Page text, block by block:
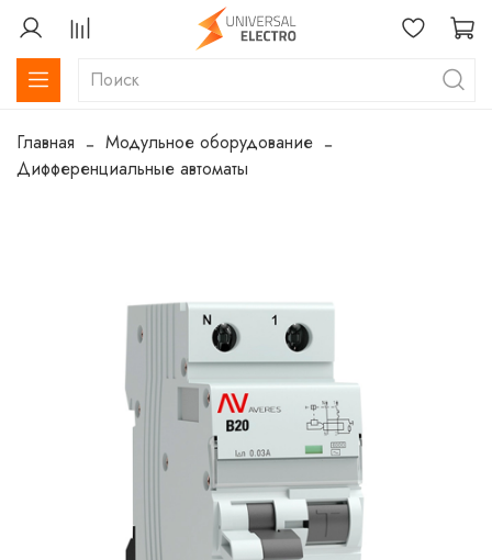
Главная
Модульное оборудование
Дифференциальные автоматы